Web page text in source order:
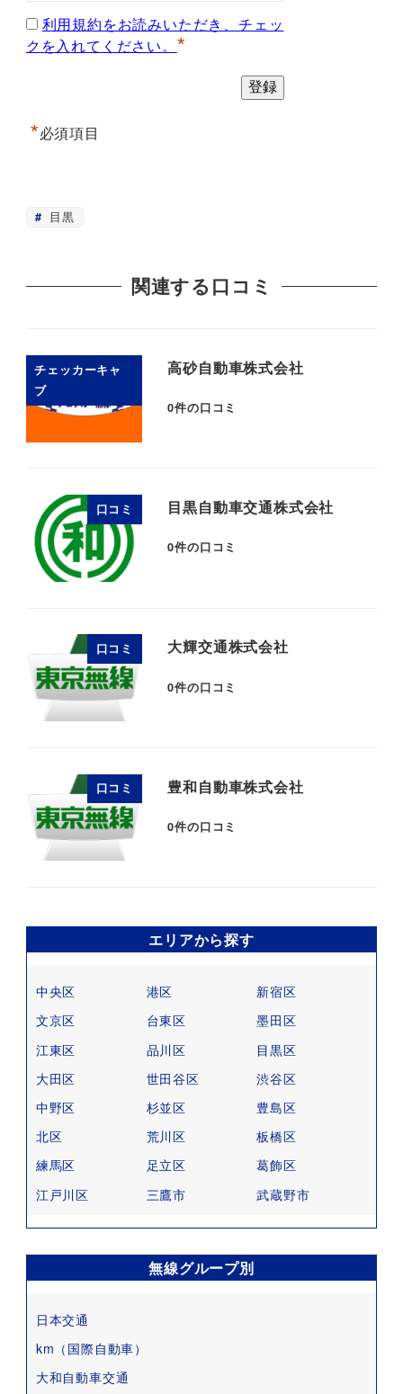
利用規約をお読みいただき、チェッ
クを入れてください。 *
*必須項目
目黒
関連する口コミ
チェッカーキャ
ブ
高砂自動車株式会社
0件の口コミ
口コミ 目黒自動車交通株式会社
0件の口コミ
口コミ 大輝交通株式会社
0件の口コミ
口コミ 豊和自動車株式会社
0件の口コミ
エリアから探す
中央区 港区
新宿区
文京区
台東区
墨田区
江東区
品川区
目黒区
大田区
世田谷区
渋谷区
中野区
杉並区
豊島区
北区
荒川区
板橋区
練馬区
足立区
葛飾区
江戸川区
三鷹市 武蔵野市
無線グループ別
日本交通
km（国際自動車）
大和自動車交通